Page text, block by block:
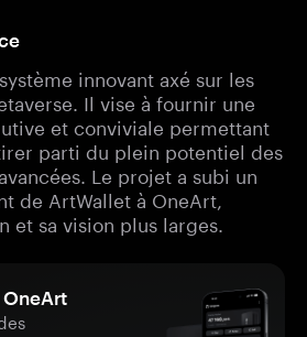
innovant axé sur les
Il vise à fournir une
et conviviale permettant
parti du plein potentiel des
Le projet a subi un
de ArtWallet à OneArt,
et sa vision plus larges.